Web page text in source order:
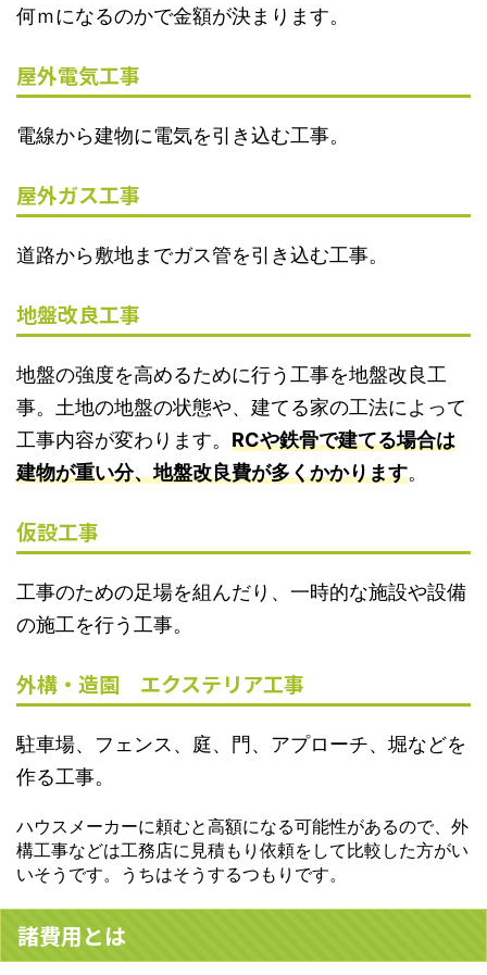
何ｍになるのかで金額が決まります。
屋外電気工事
電線から建物に電気を引き込む工事。
屋外ガス工事
道路から敷地までガス管を引き込む工事。
地盤改良工事
地盤の強度を高めるために行う工事を地盤改良工
事。土地の地盤の状態や、建てる家の工法によって
工事内容が変わります。 RCや鉄骨で建てる場合は
建物が重い分、地盤改良費が多くかかります。
仮設工事
工事のための足場を組んだり、一時的な施設や設備
の施工を行う工事。
外構・造園 エクステリア工事
駐車場、フェンス、庭、門、アプローチ、堀などを
作る工事。
ハウスメーカーに頼むと高額になる可能性があるので、外
構工事などは工務店に見積もり依頼をして比較した方がい
いそうです。うちはそうするつもりです。
諸費用とは